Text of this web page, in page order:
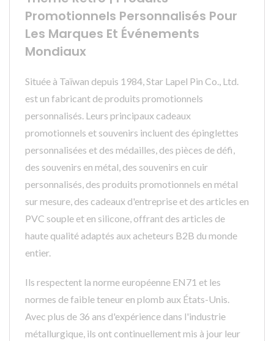
Promotionnels Personnalisés Pour
Les Marques Et Événements
Mondiaux
Située à Taïwan depuis 1984, Star Lapel Pin Co., Ltd.
est un fabricant de produits promotionnels
personnalisés. Leurs principaux cadeaux
promotionnels et souvenirs incluent des épinglettes
personnalisées et des médailles, des pièces de défi,
des souvenirs en métal, des souvenirs en cuir
personnalisés, des produits promotionnels en métal
sur mesure, des cadeaux d'entreprise et des articles en
PVC souple et en silicone, offrant des articles de
haute qualité adaptés aux acheteurs B2B du monde
entier.
Ils respectent la norme européenne EN71 et les
normes de faible teneur en plomb aux États-Unis.
Avec plus de 36 ans d'expérience dans l'industrie
métallurgique, ils ont continuellement mis à jour leur